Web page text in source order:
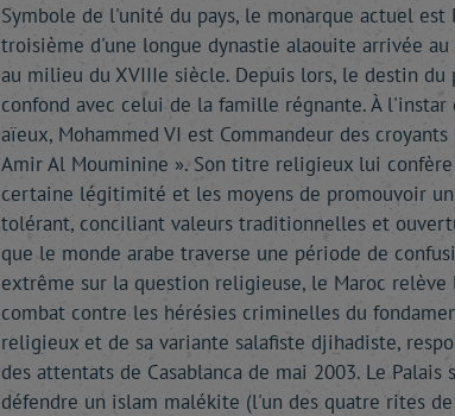
Symbole de l'unité du pays, le monarque actuel est
troisième d'une longue dynastie alaouite arrivée au
au milieu du XVIIIe siècle. Depuis lors, le destin du
confond avec celui de la famille régnante. À l'instar
aïeux, Mohammed VI est Commandeur des croyants
Amir Al Mouminine ». Son titre religieux lui
certaine légitimité et les moyens de promouvoir
tolérant, conciliant valeurs traditionnelles et
que le monde arabe traverse une période de
extrême sur la question religieuse, le Maroc relève
combat contre les hérésies criminelles du
religieux et de sa variante salafiste djihadiste,
des attentats de Casablanca de mai 2003. Le Palais
défendre un islam malékite (l'un des quatre rites